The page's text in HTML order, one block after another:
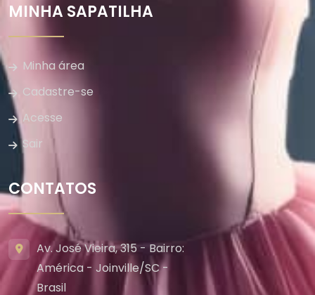
MINHA SAPATILHA
Minha área
Cadastre-se
Acesse
Sair
CONTATOS
Av. José Vieira, 315 - Bairro:
América - Joinville/SC -
Brasil